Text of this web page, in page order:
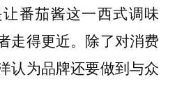
番茄酱这一西式调味
走得更近。除了对消费
认为品牌还要做到与众